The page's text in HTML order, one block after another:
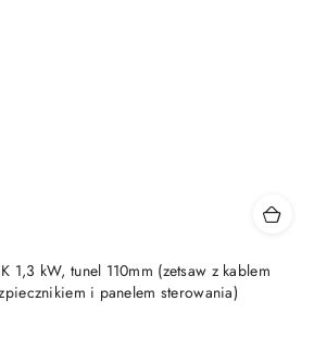
1,3 kW, tunel 110mm (zetsaw z kablem
i panelem sterowania)